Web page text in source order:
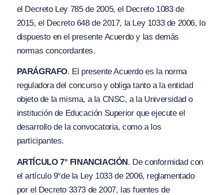
el Decreto Ley 785 de 2005, el Decreto 1083 de
2015, el Decreto 648 de 2017, la Ley 1033 de 2006, lo
dispuesto en el presente Acuerdo y las demás
normas concordantes.
PARÁGRAFO. El presente Acuerdo es la norma
reguladora del concurso y obliga tanto a la entidad
objeto de la misma, a la CNSC, a la Universidad o
institución de Educación Superior que ejecute el
desarrollo de la convocatoria, como a los
participantes.
ARTÍCULO 7° FINANCIACIÓN. De conformidad con
el artículo 9°de la Ley 1033 de 2006, reglamentado
por el Decreto 3373 de 2007, las fuentes de